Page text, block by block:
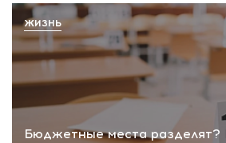
Бюджетные места разделят?
ЖИЗНЬ